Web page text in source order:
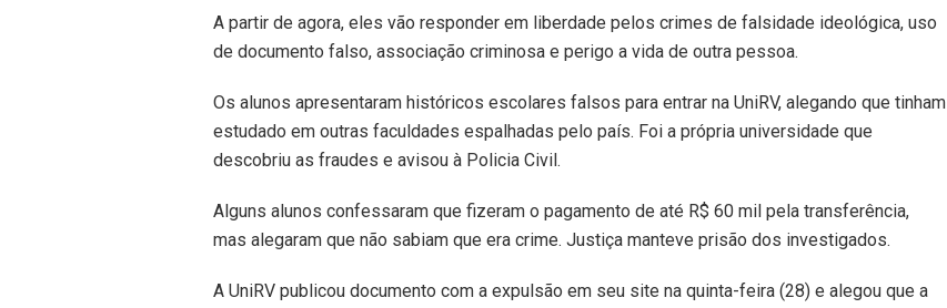
A partir de agora, eles vão responder em liberdade pelos crimes de falsidade ideológica, uso
de documento falso, associação criminosa e perigo a vida de outra pessoa.
Os alunos apresentaram históricos escolares falsos para entrar na UniRV, alegando que tinham
estudado em outras faculdades espalhadas pelo país. Foi a própria universidade que
descobriu as fraudes e avisou à Policia Civil.
Alguns alunos confessaram que fizeram o pagamento de até R$ 60 mil pela transferência,
mas alegaram que não sabiam que era crime. Justiça manteve prisão dos investigados.
A UniRV publicou documento com a expulsão em seu site na quinta-feira (28) e alegou que a